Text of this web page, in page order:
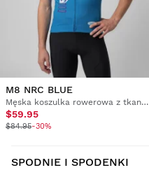
M8 NRC BLUE
Męska koszulka rowerowa z tkaniny siatkowej z krótkim rękawem
$59.95
$84.95-30%
SPODNIE I SPODENKI